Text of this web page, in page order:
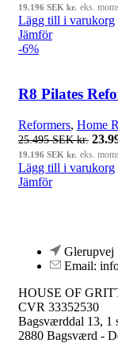
19.196 SEK kr. eks.
Lägg till i varukorg
Jämför
-6%
R8 Pilates
Reformers, Home
25.495SEK kr. Det
19.196 SEK kr. eks.
Lägg till i varukorg
Jämför
Glerupvej
Email:
HOUSE OF
CVR 33352530
Bagsværddal 13, 1
2880 Bagsværd -